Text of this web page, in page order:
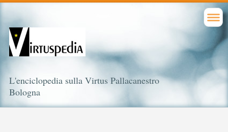
L'enciclopedia sulla Virtus Pallacanestro
Bologna